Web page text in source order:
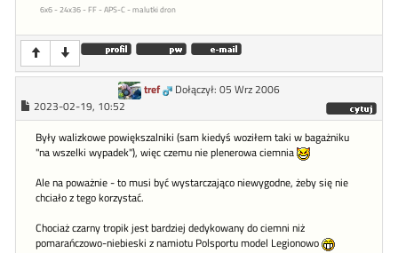
6x6 - 24x36 - FF - APS-C - malutki dron
tref
Dołączył: 05 Wrz 2006
2023-02-19, 10:52
Były walizkowe powiększalniki (sam kiedyś woziłem taki w bagażniku
"na wszelki wypadek"), więc czemu nie plenerowa ciemnia
Ale na poważnie - to musi być wystarczająco niewygodne, żeby się nie
chciało z tego korzystać.
Chociaż czarny tropik jest bardziej dedykowany do ciemni niż
pomarańczowo-niebieski z namiotu Polsportu model Legionowo